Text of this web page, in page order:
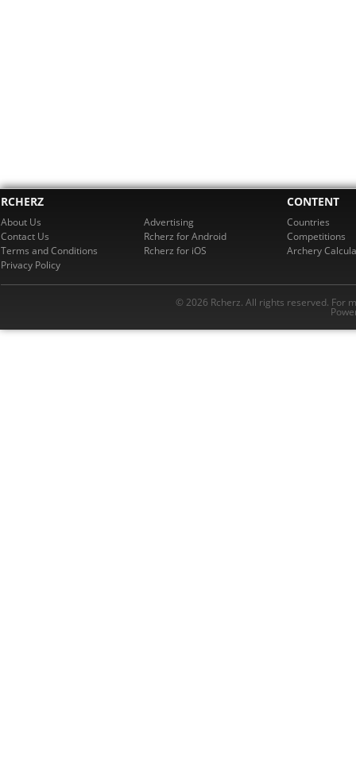
RCHERZ
About Us
Contact Us
Terms and Conditions
Privacy Policy
Advertising
Rcherz for Android
Rcherz for iOS
CONTENT
Countries
Competitions
Archery
© 2026 Rcherz. All rights reserved. For